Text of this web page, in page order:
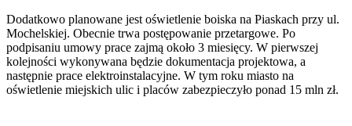
Dodatkowo planowane jest oświetlenie boiska na Piaskach przy ul.
Mochelskiej. Obecnie trwa postępowanie przetargowe. Po
podpisaniu umowy prace zajmą około 3 miesięcy. W pierwszej
kolejności wykonywana będzie dokumentacja projektowa, a
następnie prace elektroinstalacyjne. W tym roku miasto na
oświetlenie miejskich ulic i placów zabezpieczyło ponad 15 mln zł.